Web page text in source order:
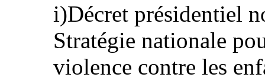
i)Décret présidentiel
Stratégie nationale
violence contre les